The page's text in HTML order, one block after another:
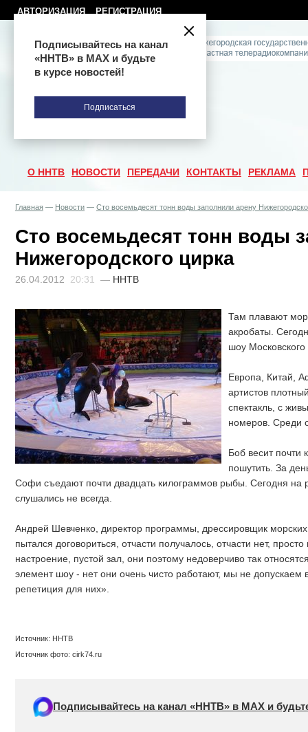
АВТОРИЗАЦИЯ РЕГИСТРАЦИЯ
О ННТВ НОВОСТИ ПЕРЕДАЧИ КОНТАКТЫ РЕКЛАМА
Главная — Новости — Сто восемьдесят тонн воды заполнили арену
Сто восемьдесят тонн воды
Нижегородского цирка
26.04.2012 20:31 — ННТВ
Там плавают
акробаты.
шоу
Европа, Китай,
артистов
спектакль, с
номеров. Среди
Боб весит почти
пошутить. За
Софи съедают почти двадцать килограммов рыбы. Сегодня на
слушались не всегда.
Андрей Шевченко, директор программы, дрессировщик
пытался договориться, отчасти получалось, отчасти нет,
настроение, пустой зал, они поэтому недоверчиво так
элемент шоу - нет они очень чисто работают, мы не допускаем
репетиция для них».
Источник: ННТВ
Источник фото: cirk74.ru
Подписывайтесь на канал «ННТВ» в МАХ и
Подписывайтесь на канал
«ННТВ» в МАХ и будьте
в курсе новостей!
Подписаться